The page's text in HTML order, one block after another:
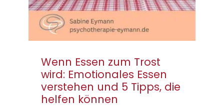
Wenn Essen zum Trost
wird: Emotionales Essen
verstehen und 5 Tipps, die
helfen können